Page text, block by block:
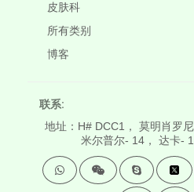
皮肤科
所有类别
博客
联系:
地址：H# DCC1， 莫明肖罗
米尔普尔- 14， 达卡-